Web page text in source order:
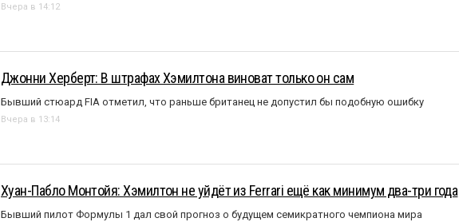
Вчера в 14:12
Джонни Херберт: В штрафах Хэмилтона виноват только он сам
Бывший стюард FIA отметил, что раньше британец не допустил бы подобную ошибку
Вчера в 13:14
Хуан-Пабло Монтойя: Хэмилтон не уйдёт из Ferrari ещё как минимум два-три года
Бывший пилот Формулы 1 дал свой прогноз о будущем семикратного чемпиона мира